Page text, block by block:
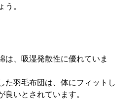
う。
は、吸湿発散性に優れていま
た羽毛布団は、体にフィットし
良いとされています。